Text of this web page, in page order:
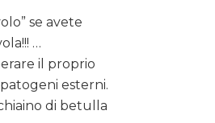
se avete
…
il proprio
esterni.
di betulla